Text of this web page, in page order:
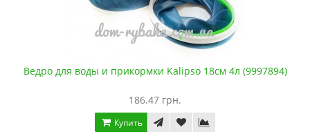
Ведро для воды и прикормки Kalipso 18см 4л (9997894)
186.47 грн.
Купить